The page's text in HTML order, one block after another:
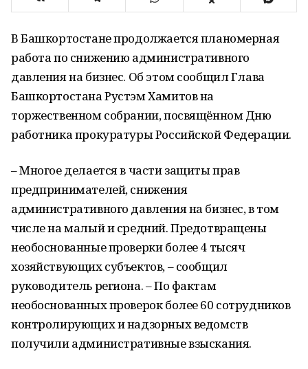
В Башкортостане продолжается планомерная
работа по снижению административного
давления на бизнес. Об этом сообщил Глава
Башкортостана Рустэм Хамитов на
торжественном собрании, посвящённом Дню
работника прокуратуры Российской Федерации.
– Многое делается в части защиты прав
предпринимателей, снижения
административного давления на бизнес, в том
числе на малый и средний. Предотвращены
необоснованные проверки более 4 тысяч
хозяйствующих субъектов, – сообщил
руководитель региона. – По фактам
необоснованных проверок более 60 сотрудников
контролирующих и надзорных ведомств
получили административные взыскания.